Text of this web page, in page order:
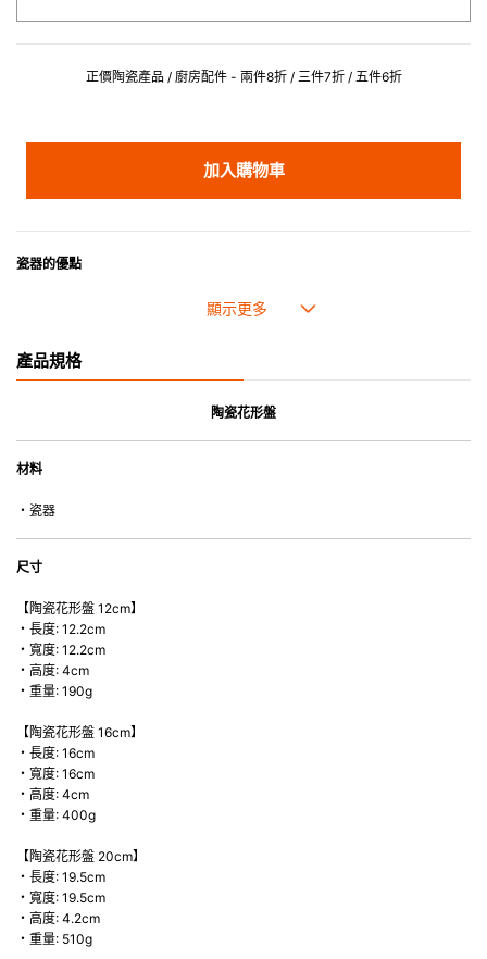
正價陶瓷產品 / 廚房配件 - 兩件8折 / 三件7折 / 五件6折
加入購物車
瓷器的優點
• 耐熱性極佳，適用於微波爐，也可放入焗爐，耐熱程度高達260℃。
• 可用於洗碗機。
• 合乎食用安全的塗層表面，幾乎不黏，食物容易脫落，清洗方便。
*不可直接用於熱源上
產品規格
陶瓷花形盤
材料
・瓷器
尺寸
【陶瓷花形盤 12cm】
・長度: 12.2cm
・寬度: 12.2cm
・高度: 4cm
・重量: 190g
【陶瓷花形盤 16cm】
・長度: 16cm
・寬度: 16cm
・高度: 4cm
・重量: 400g
【陶瓷花形盤 20cm】
・長度: 19.5cm
・寬度: 19.5cm
・高度: 4.2cm
・重量: 510g